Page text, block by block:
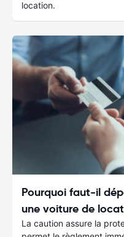
location.
Pourquoi faut-il
une voiture de
La caution assure la